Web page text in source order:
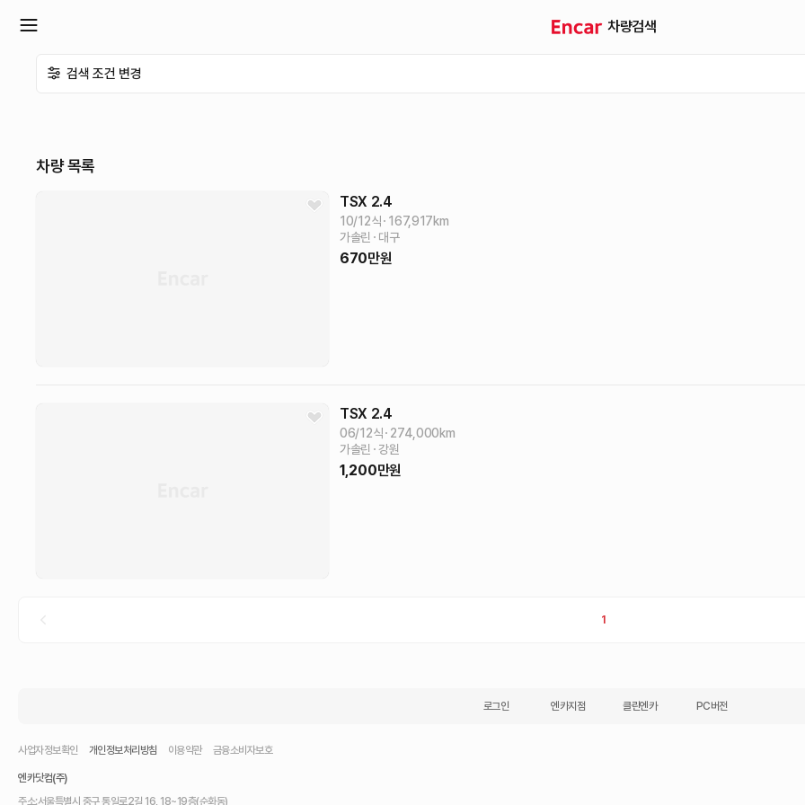
차량검색
검색 조건 변경
차량 목록
TSX 2.4
10/12식 167,917km
가솔린
대구
670만원
TSX 2.4
06/12식 274,000km
가솔린
강원
1,200만원
1
로그인 엔카지점 클린엔카 PC버전
사업자정보확인 개인정보처리방침 이용약관 금융소비자보호
엔카닷컴(주)
주소:서울특별시 중구 통일로2길 16, 18~19층(순화동)